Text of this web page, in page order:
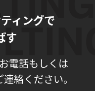
ィングで
す
電話もしくは
絡ください。